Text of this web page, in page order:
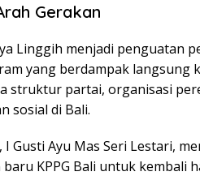
Gerakan
Linggih menjadi penguatan
yang berdampak langsung
struktur partai, organisasi
sosial di Bali.
I Gusti Ayu Mas Seri Lestari,
KPPG Bali untuk kembali